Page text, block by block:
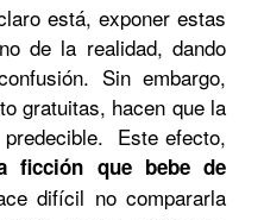
está, exponer estas
de la realidad, dando
Sin embargo,
gratuitas, hacen que la
Este efecto,
ficción que bebe de
difícil no compararla